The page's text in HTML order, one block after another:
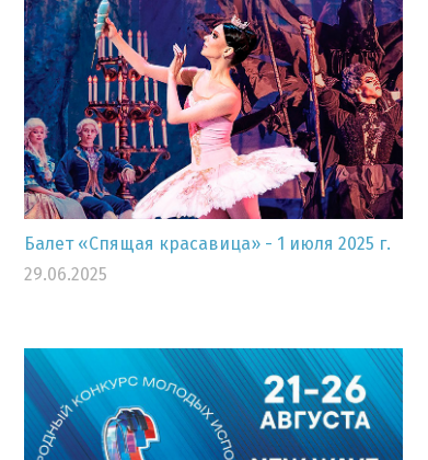
Балет «Спящая красавица» - 1 июля 2025 г.
29.06.2025